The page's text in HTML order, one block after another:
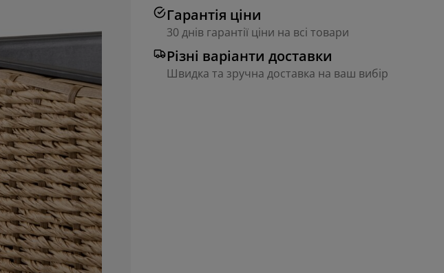
Гарантія ціни
30 днів гарантії ціни на всі товари
Різні варіанти доставки
Швидка та зручна доставка на ваш вибір